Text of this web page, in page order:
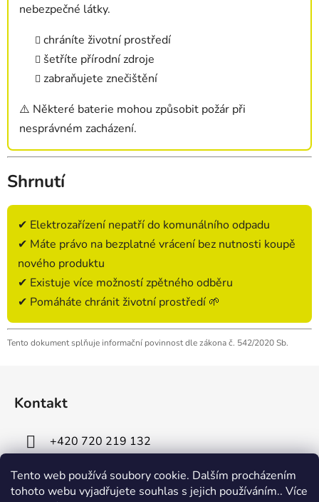
Tento web používá soubory cookie. Dalším procházením
tohoto webu vyjadřujete souhlas s jejich používáním.. Více
nebezpečné látky.
chráníte životní prostředí
šetříte přírodní zdroje
zabraňujete znečištění
⚠️ Některé baterie mohou způsobit požár při
nesprávném zacházení.
Shrnutí
✔ Elektrozařízení nepatří do komunálního odpadu
✔ Máte právo na bezplatné vrácení bez nutnosti koupě
nového produktu
✔ Existuje více možností zpětného odběru
✔ Pomáháte chránit životní prostředí 🌱
Tento dokument splňuje informační povinnost dle zákona č. 542/2020 Sb.
t
Kontakt
+420 720 219 132